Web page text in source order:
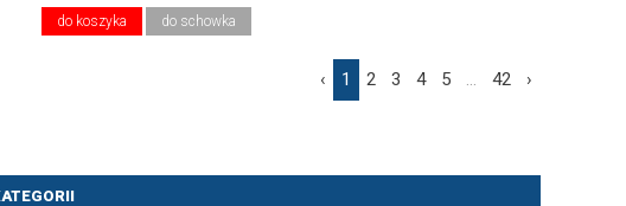
do koszyka do schowka
‹ 1 2 3 4 5 ... 42 ›